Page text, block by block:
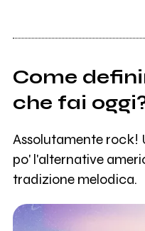
Come
che fai
Assolutamente rock!
po' l'alternative
tradizione melodica.